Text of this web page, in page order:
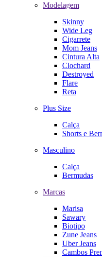
Modelagem
Skinny
Wide Leg
Cigarrete
Mom Jeans
Cintura Alta
Clochard
Destroyed
Flare
Reta
Plus Size
Calça
Shorts e
Masculino
Calça
Bermudas
Marcas
Marisa
Sawary
Biotipo
Zune Jeans
Uber Jeans
Cambos